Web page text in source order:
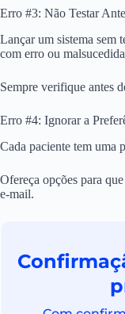
Erro #3: Não Testar
Lançar um sistema sem
com erro ou
Sempre verifique antes
Erro #4: Ignorar a
Cada paciente tem uma
Ofereça opções para
e-mail.